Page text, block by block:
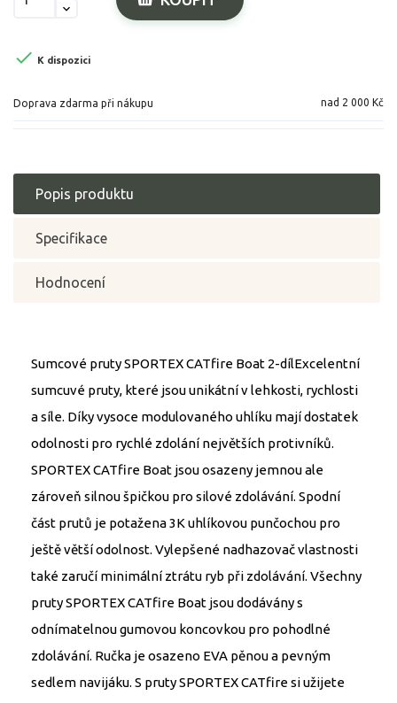
 K dispozici
Doprava zdarma při nákupu nad 2 000 Kč
Popis produktu
Specifikace
Hodnocení
Sumcové pruty SPORTEX CATfire Boat 2-dílExcelentní
sumcuvé pruty, které jsou unikátní v lehkosti, rychlosti
a síle. Díky vysoce modulovaného uhlíku mají dostatek
odolnosti pro rychlé zdolání největších protivníků.
SPORTEX CATfire Boat jsou osazeny jemnou ale
zároveň silnou špičkou pro silové zdolávání. Spodní
část prutů je potažena 3K uhlíkovou punčochou pro
ještě větší odolnost. Vylepšené nadhazovač vlastnosti
také zaručí minimální ztrátu ryb při zdolávání. Všechny
pruty SPORTEX CATfire Boat jsou dodávány s
odnímatelnou gumovou koncovkou pro pohodlné
zdolávání. Ručka je osazeno EVA pěnou a pevným
sedlem navijáku. S pruty SPORTEX CATfire si užijete